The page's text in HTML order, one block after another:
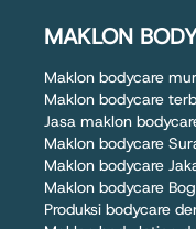
MAKLON
Maklon bodycare
Maklon bodycare
Jasa maklon
Maklon bodycare
Maklon bodycare
Maklon bodycare
Produksi bodycare